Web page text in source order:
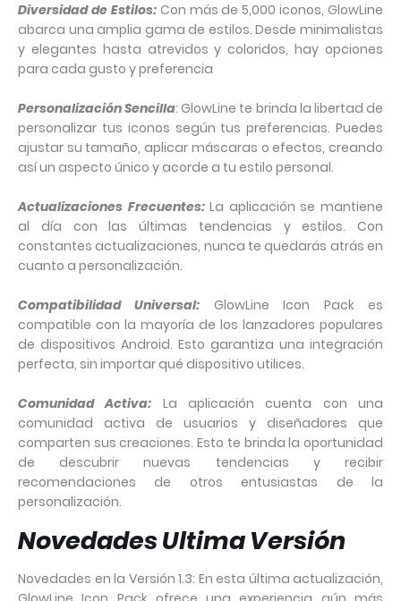
Diversidad de Estilos:Con más de 5,000 iconos, GlowLine
abarca una amplia gama de estilos. Desde minimalistas
y elegantes hasta atrevidos y coloridos, hay opciones
para cada gusto y preferencia
Personalización Sencilla: GlowLine te brinda la libertad de
personalizar tus iconos según tus preferencias. Puedes
ajustar su tamaño, aplicar máscaras o efectos, creando
así un aspecto único y acorde a tu estilo personal.
Actualizaciones Frecuentes:La aplicación se mantiene
al día con las últimas tendencias y estilos. Con
constantes actualizaciones, nunca te quedarás atrás en
cuanto a personalización.
Compatibilidad Universal: GlowLine Icon Pack es
compatible con la mayoría de los lanzadores populares
de dispositivos Android. Esto garantiza una integración
perfecta, sin importar qué dispositivo utilices.
Comunidad Activa: La aplicación cuenta con una
comunidad activa de usuarios y diseñadores que
comparten sus creaciones. Esto te brinda la oportunidad
de descubrir nuevas tendencias y recibir
recomendaciones de otros entusiastas de la
personalización.
Novedades Ultima Versión
Novedades en la Versión 1.3: En esta última actualización,